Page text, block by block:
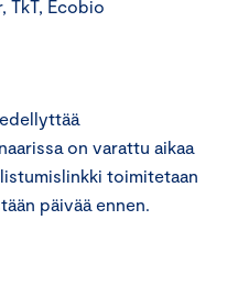
TkT, Ecobio
on varattu aikaa
toimitetaan
päivää ennen.